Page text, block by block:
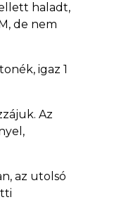
haladt,
de nem
igaz 1
Az
az utolsó